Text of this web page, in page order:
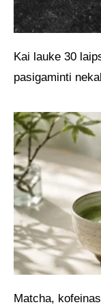
Kai lauke 30
pasigaminti
Matcha,